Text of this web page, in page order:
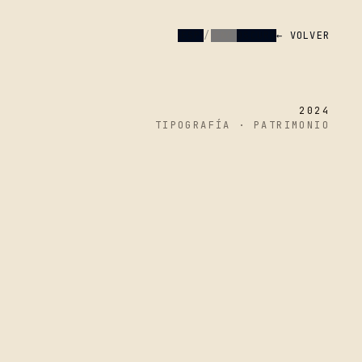
/ OSCURO← VOLVER
2024
TIPOGRAFÍA · PATRIMONIO